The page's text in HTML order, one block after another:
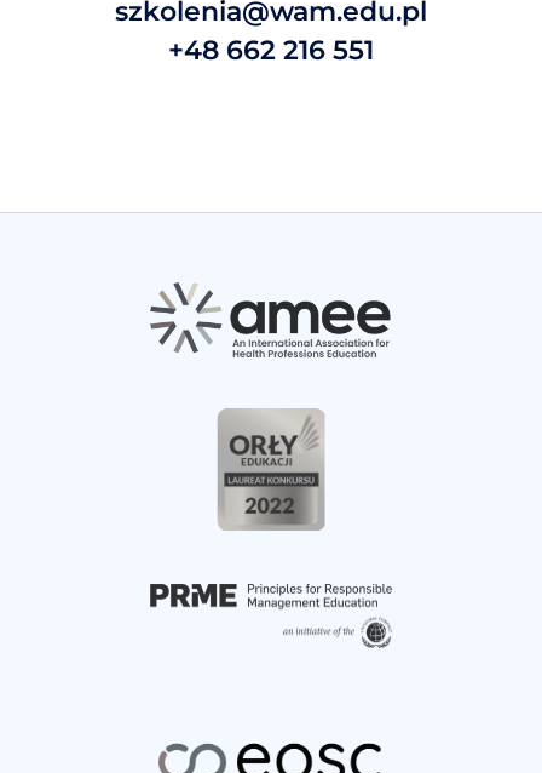
szkolenia@wam.edu.pl
+48 662 216 551